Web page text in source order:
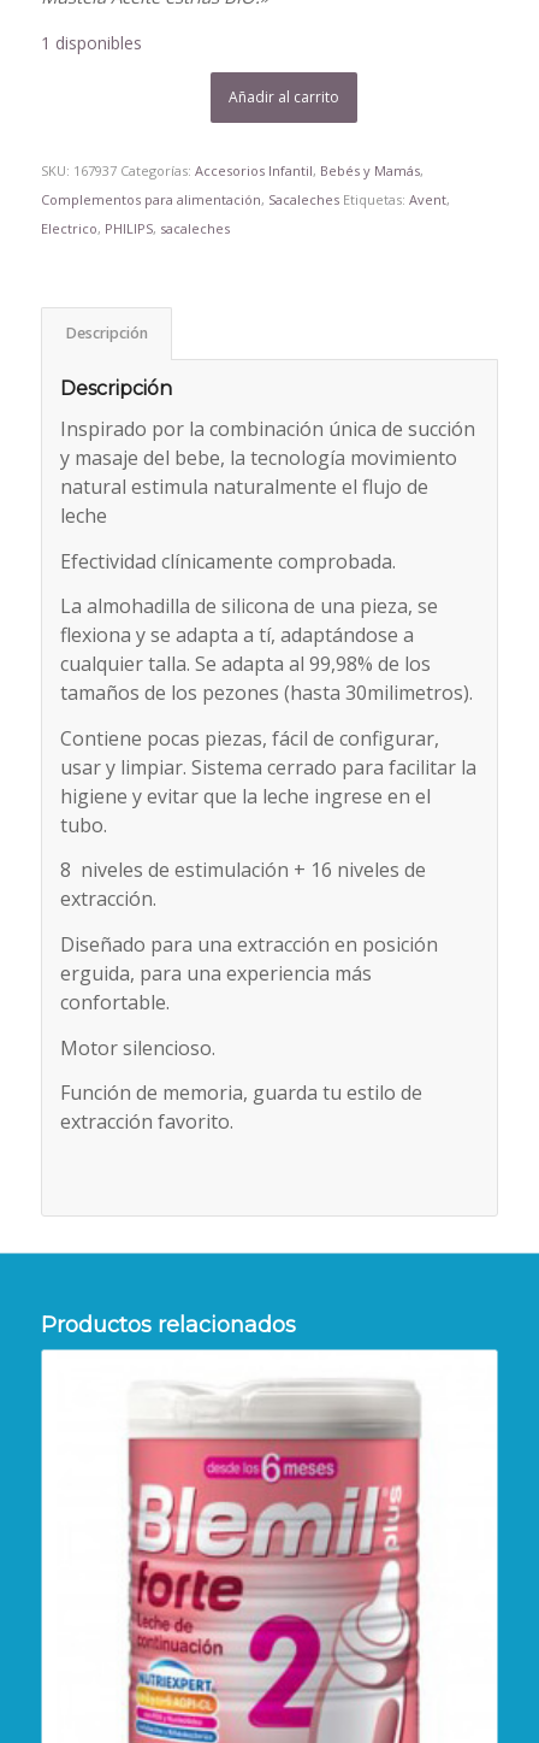
1 disponibles
Añadir al carrito
SKU: 167937 Categorías: Accesorios Infantil, Bebés y Mamás,
Complementos para alimentación, Sacaleches Etiquetas: Avent,
Electrico, PHILIPS, sacaleches
Descripción
Descripción
Inspirado por la combinación única de succión
y masaje del bebe, la tecnología movimiento
natural estimula naturalmente el flujo de
leche
Efectividad clínicamente comprobada.
La almohadilla de silicona de una pieza, se
flexiona y se adapta a tí, adaptándose a
cualquier talla. Se adapta al 99,98% de los
tamaños de los pezones (hasta 30milimetros).
Contiene pocas piezas, fácil de configurar,
usar y limpiar. Sistema cerrado para facilitar la
higiene y evitar que la leche ingrese en el
tubo.
8 niveles de estimulación + 16 niveles de
extracción.
Diseñado para una extracción en posición
erguida, para una experiencia más
confortable.
Motor silencioso.
Función de memoria, guarda tu estilo de
extracción favorito.
Productos relacionados